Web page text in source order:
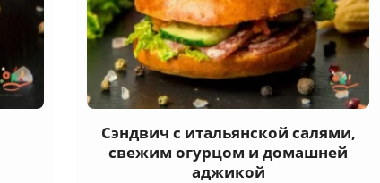
Сэндвич с итальянской салями,
свежим огурцом и домашней
аджикой